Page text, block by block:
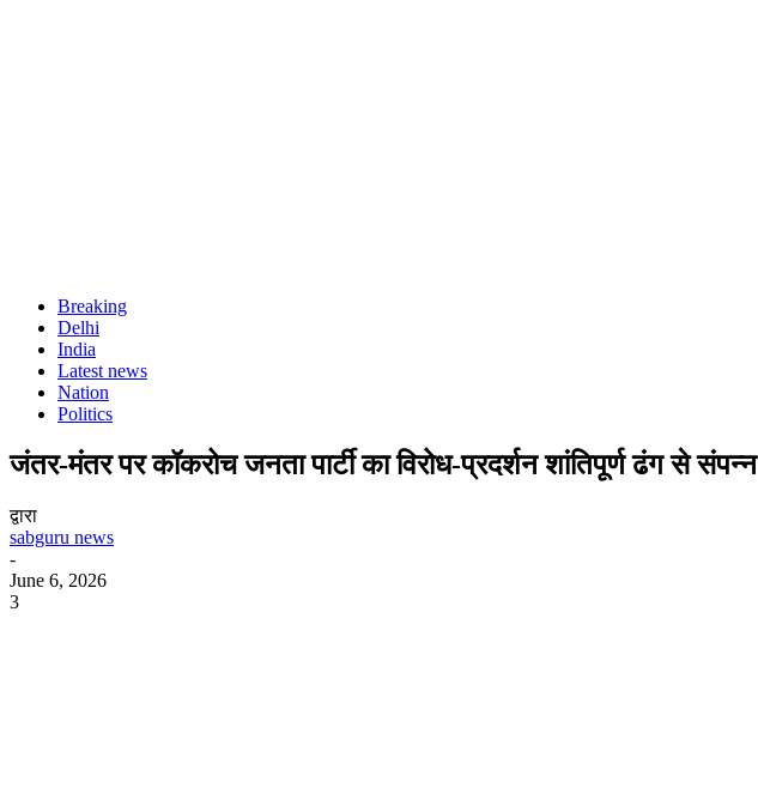
Breaking
Delhi
India
Latest news
Nation
Politics
जंतर-मंतर पर कॉकरोच जनता पार्टी का विरोध-प्रदर्शन शांतिपूर्ण ढंग से संपन्न
द्वारा
sabguru news
-
June 6, 2026
3